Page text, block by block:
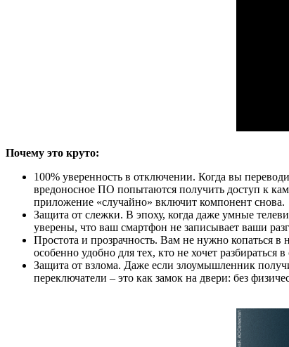
Почему это круто:
100% уверенность в отключении. Когда вы
вредоносное ПО попытаются получить доступ к
приложение «случайно» включит компонент снова.
Защита от слежки. В эпоху, когда даже умные
уверены, что ваш смартфон не записывает ваши
Простота и прозрачность. Вам не нужно копаться
особенно удобно для тех, кто не хочет
Защита от взлома. Даже если злоумышленник
переключатели – это как замок на двери: без